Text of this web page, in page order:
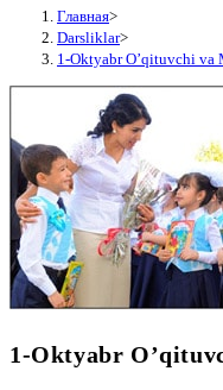
Главная>
Darsliklar>
1-Oktyabr O’qituvchi va
1-Oktyabr